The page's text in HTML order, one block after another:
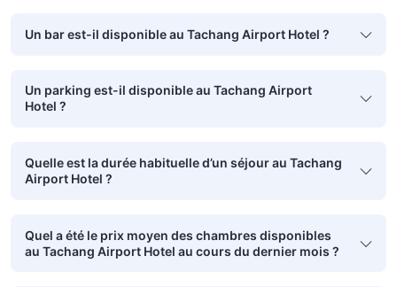
Un bar est-il disponible au Tachang Airport Hotel ?
Un parking est-il disponible au Tachang Airport
Hotel ?
Quelle est la durée habituelle d’un séjour au Tachang
Airport Hotel ?
Quel a été le prix moyen des chambres disponibles
au Tachang Airport Hotel au cours du dernier mois ?